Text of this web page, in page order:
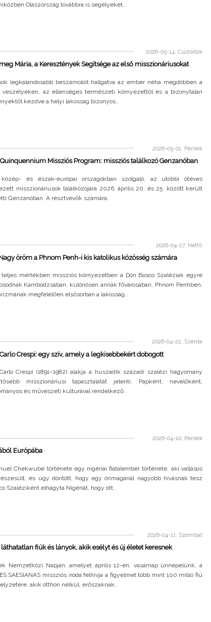
Olaszország továbbra is segélyeket..
2026-05-14, Csütörtök
Mária, a Keresztények Segítsége az első misszionáriusokat
legkalandosabb beszámolóit hallgatva az ember néha megdöbben a
veszélyeken, az ellenséges természeti környezettől és a bizonytalan
kezdve a helyi lakosság bizonyos..
2026-05-01, Péntek
Missziós Program: missziós találkozó Genzanóban
és észak-európai országokban szolgáló, az utóbbi ötéves
misszionáriusok találkozójára 2026. április 20. és 25. között került
Genzanóban. A résztvevők számára..
2026-04-27, Hétfő
öröm a Phnom Penh-i kis katolikus közösség számára
teljes mértékben missziós környezetben a Don Bosco Szaléziak egyre
Kambodzsában, különösen annak fővárosában, Phnom Penhben,
megfelelően elsősorban a lakosság..
2026-04-22, Szerda
Crespi: egy szív, amely a legkisebbekért dobogott
Crespi (1891–1982) alakja a huszadik századi szalézi hagyomány
misszionáriusi tapasztalatát jelenti. Papként, nevelőként,
és művészeti kultúrával rendelkező..
2026-04-10, Péntek
Európába
Chekwube története egy nigériai fiatalember története, aki vallásos
és úgy döntött, hogy egy önmagánál nagyobb hívásnak tesz
Szaléziként elhagyta Nigériát, hogy ott..
2026-04-11, Szombat
fiúk és lányok, akik esélyt és új életet keresnek
Nemzetközi Napján, amelyet április 12-én, vasárnap ünnepelünk, a
SAESIANAS missziós iroda felhívja a figyelmet több mint 100 millió fiú
akik otthon nélkül, erőszaknak..